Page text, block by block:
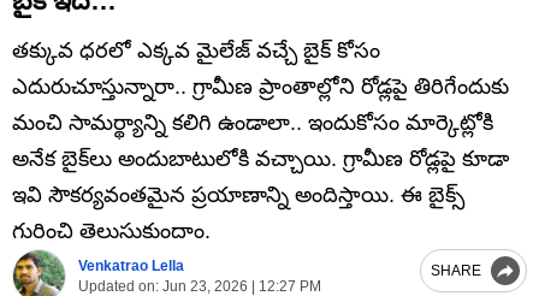
తక్కువ ధరలో ఎక్కవ మైలేజ్ వచ్చే బైక్ కోసం
ఎదురుచూస్తున్నారా.. గ్రామీణ ప్రాంతాల్లోని రోడ్లపై తిరిగేందుకు
మంచి సామర్థ్యాన్ని కలిగి ఉండాలా.. ఇందుకోసం మార్కెట్లోకి
అనేక బైక్‌లు అందుబాటులోకి వచ్చాయి. గ్రామీణ రోడ్లపై కూడా
ఇవి సౌకర్యవంతమైన ప్రయాణాన్ని అందిస్తాయి. ఈ బైక్స్
గురించి తెలుసుకుందాం.
Venkatrao Lella
Updated on: Jun 23, 2026 | 12:27 PM
SHARE